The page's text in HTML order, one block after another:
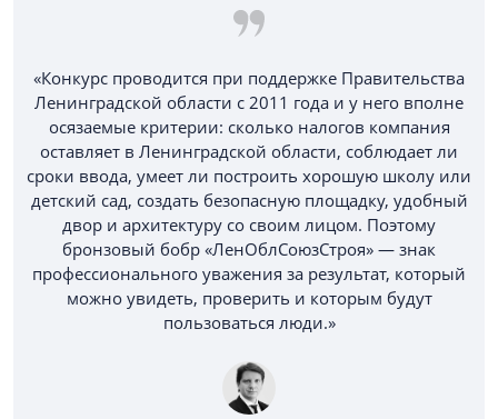
«Конкурс проводится при поддержке Правительства
Ленинградской области с 2011 года и у него вполне
осязаемые критерии: сколько налогов компания
оставляет в Ленинградской области, соблюдает ли
сроки ввода, умеет ли построить хорошую школу или
детский сад, создать безопасную площадку, удобный
двор и архитектуру со своим лицом. Поэтому
бронзовый бобр «ЛенОблСоюзСтроя» — знак
профессионального уважения за результат, который
можно увидеть, проверить и которым будут
пользоваться люди.»